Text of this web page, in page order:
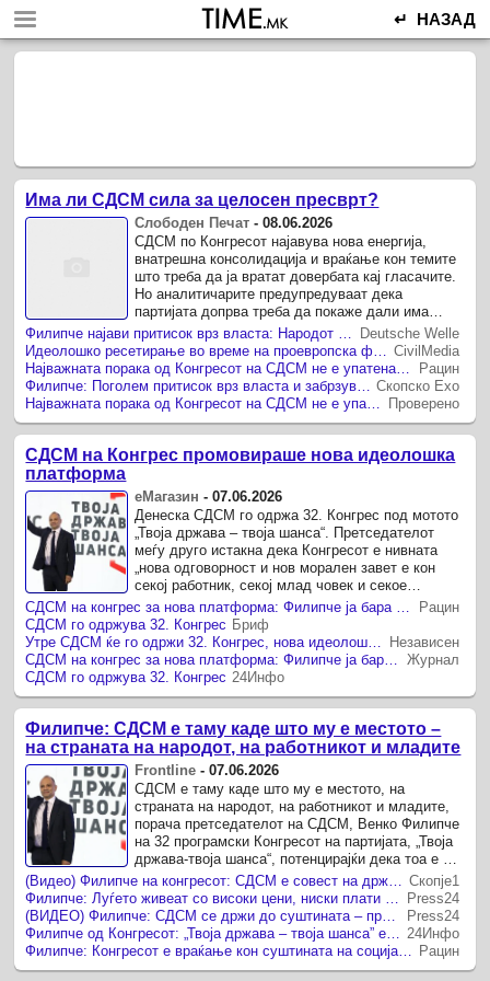
↵ НАЗАД
Има ли СДСМ сила за целосен пресврт?
Слободен Печат -08.06.2026
СДСМ по Конгресот најавува нова енергија,
внатрешна консолидација и враќање кон темите
што треба да ја вратат довербата кај гласачите.
Но аналитичарите предупредуваат дека
партијата допрва треба да покаже дали има
луѓе, организација и јасна понуда ...Deutsche Welle
CivilMedia
Рацин
Скопско Ехо
Проверено
СДСМ на Конгрес промовираше нова идеолошка
платформа
еМагазин -07.06.2026
Денеска СДСМ го одржа 32. Конгрес под мотото
„Твоја држава – твоја шанса“. Претседателот
меѓу друго истакна дека Конгресот е нивната
„нова одговорност и нов морален завет е кон
секој работник, секој млад човек и секое
семејство што се бори со ...
Рацин
СДСМ го одржува 32. Конгрес Бриф
Независен
Журнал
СДСМ го одржува 32. Конгрес 24Инфо
Филипче: СДСМ е таму каде што му е местото –
на страната на народот, на работникот и младите
Frontline -07.06.2026
СДСМ е таму каде што му е местото, на
страната на народот, на работникот и младите,
порача претседателот на СДСМ, Венко Филипче
на 32 програмски Конгресот на партијата, „Твоја
држава-твоја шанса“, потенцирајќи дека тоа е и
вистинската улога на ...
(Видео) Филипче на конгресот: СДСМ е совест на државата, заштита на понижениот човек Скопје1
Филипче: Луѓето живеат со високи цени, ниски плати и немаат никаква сигурност
Press24
(ВИДЕО) Филипче: СДСМ се држи до суштината – правда наместо привилегии, солидарност наместо страв
Press24
Филипче од Конгресот: „Твоја држава – твоја шанса” е морален завет на СДСМ 24Инфо
Филипче: Конгресот e враќање кон суштината на социјалдемократијата Рацин